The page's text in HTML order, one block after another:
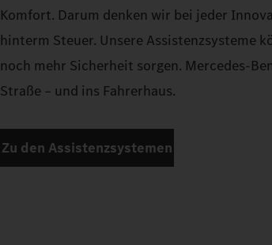
Komfort. Darum denken wir bei jeder
hinterm Steuer. Unsere Assistenzsysteme
noch mehr Sicherheit sorgen.
Straße – und ins Fahrerhaus.
Zu den Assistenzsystemen